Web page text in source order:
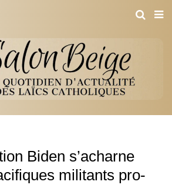
Biden s’acharne
militants pro-